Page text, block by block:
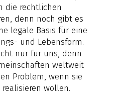
die rechtlichen
denn noch gibt es
legale Basis für eine
und Lebensform.
nur für uns, denn
weltweit
Problem, wenn sie
wollen.